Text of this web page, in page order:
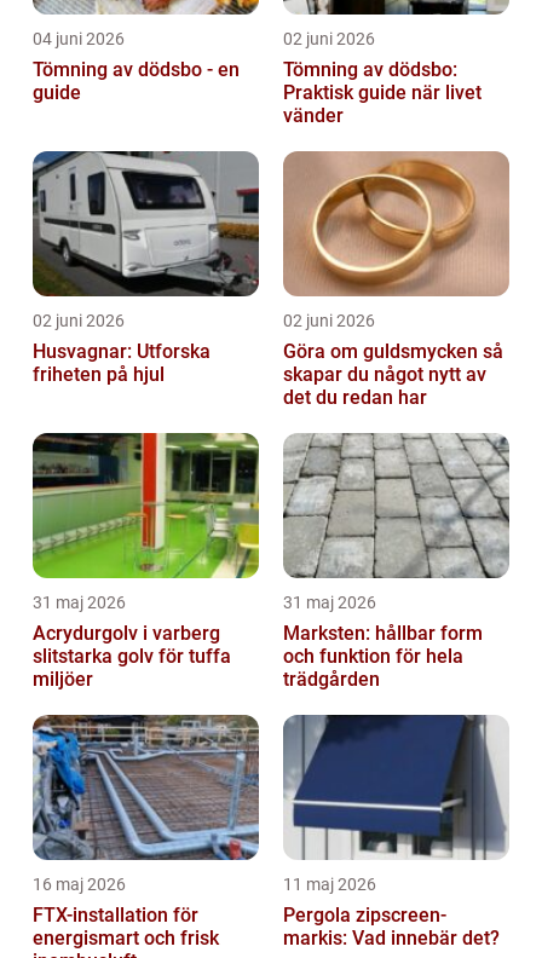
04 juni 2026
Tömning av dödsbo - en
guide
02 juni 2026
Tömning av dödsbo:
Praktisk guide när livet
vänder
02 juni 2026
Husvagnar: Utforska
friheten på hjul
02 juni 2026
Göra om guldsmycken så
skapar du något nytt av
det du redan har
31 maj 2026
Acrydurgolv i varberg
slitstarka golv för tuffa
miljöer
31 maj 2026
Marksten: hållbar form
och funktion för hela
trädgården
16 maj 2026
FTX-installation för
energismart och frisk
11 maj 2026
Pergola zipscreen-
markis: Vad innebär det?